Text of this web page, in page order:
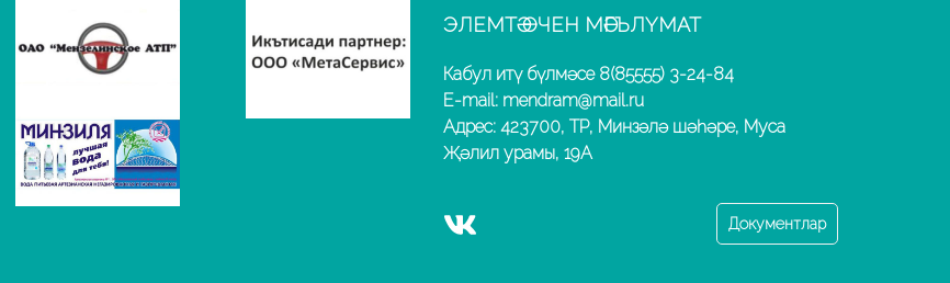
ЭЛЕМТӘ ӨЧЕН МӘГЪЛҮМАТ
Кабул итү бүлмәсе 8(85555) 3-24-84
E-mail: mendram@mail.ru
Адрес: 423700, ТР, Минзәлә шәһәре, Муса
Җәлил урамы, 19А
Документлар